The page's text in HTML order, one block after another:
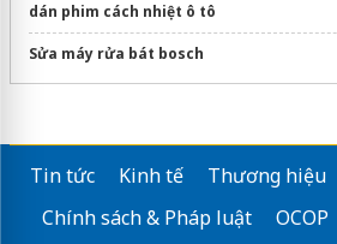
dán phim cách nhiệt ô tô
Sửa máy rửa bát bosch
Tin tức Kinh tế Thương hiệu
Chính sách & Pháp luật
OCOP